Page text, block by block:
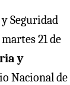
Seguridad
21 de
y
Nacional de